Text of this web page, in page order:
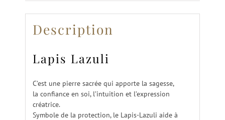
Description
Lapis Lazuli
C’est une pierre sacrée qui apporte la sagesse,
la confiance en soi, l’intuition et l’expression
créatrice.
Symbole de la protection, le Lapis-Lazuli aide à